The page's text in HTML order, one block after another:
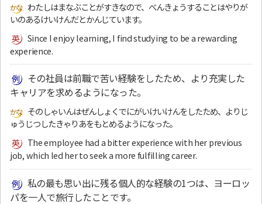
わたしはまなぶことがすきなので、べんきょうすることはやりが
いのあるけいけんだとかんじています。
Since I enjoy learning, I find studying to be a rewarding
experience.
その社員は前職で苦い経験をしたため、より充実した
キャリアを求めるようになった。
そのしゃいんはぜんしょくでにがいけいけんをしたため、よりじ
ゅうじつしたきゃりあをもとめるようになった。
The employee had a bitter experience with her previous
job, which led her to seek a more fulfilling career.
私の最も思い出に残る個人的な経験の1つは、ヨーロッ
パを一人で旅行したことです。